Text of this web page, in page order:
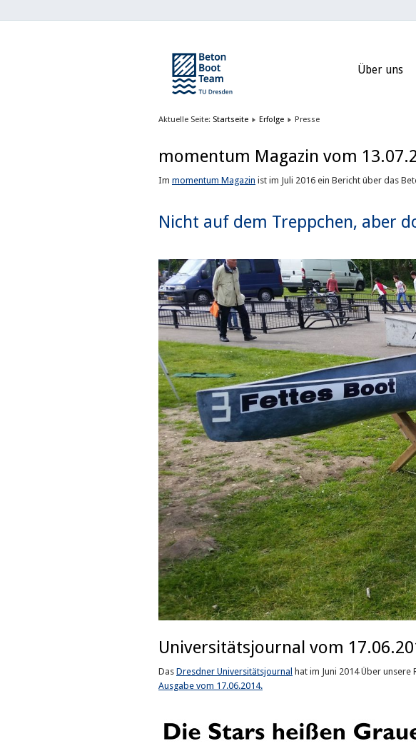
Über uns
Aktuelle Seite: Startseite Erfolge Presse
momentum Magazin vom
Im momentum Magazin ist im Juli 2016 ein Bericht über das
Nicht auf dem Treppchen, aber
Universitätsjournal vom
Das Dresdner Universitätsjournal hat im Juni 2014 Über
Ausgabe vom 17.06.2014.